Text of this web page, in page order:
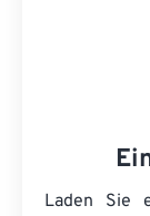
Laden Sie